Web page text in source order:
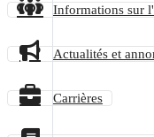
Informations sur
Actualités et
Carrières